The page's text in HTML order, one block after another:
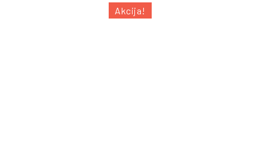
Akcija!